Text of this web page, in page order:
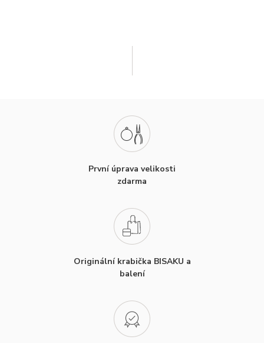
První úprava velikosti
zdarma
Originální krabička BISAKU a
balení